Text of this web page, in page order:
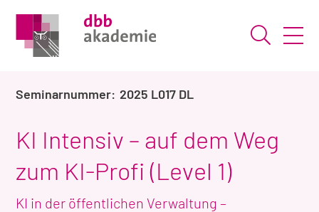
Suche
2025 L017 DL
KI Intensiv – auf dem Weg
zum KI-Profi (Level 1)
KI in der öffentlichen Verwaltung –